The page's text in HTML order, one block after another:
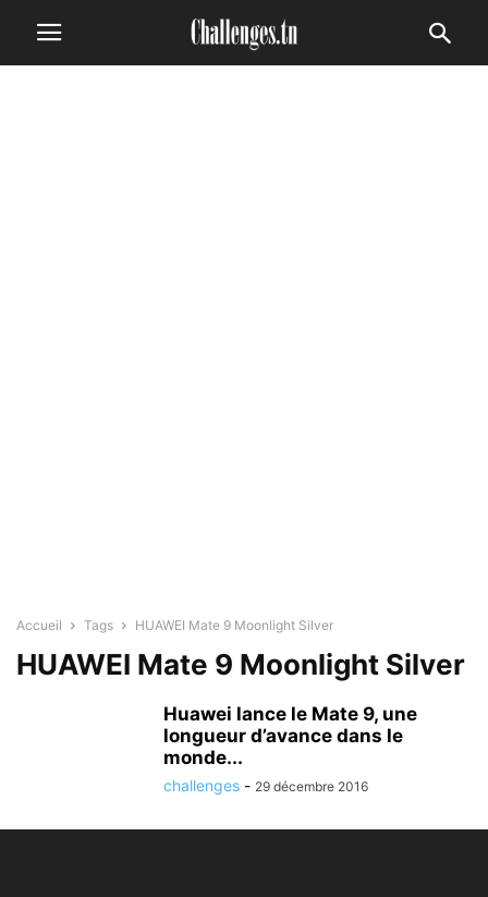
Accueil Tags HUAWEI Mate 9 Moonlight Silver
HUAWEI Mate 9 Moonlight Silver
Huawei lance le Mate 9, une
longueur d’avance dans le
monde...
challenges - 29 décembre 2016